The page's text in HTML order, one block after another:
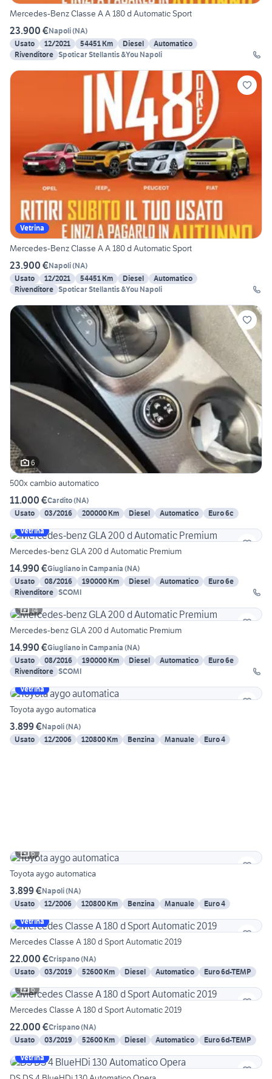
Mercedes-Benz Classe A A 180 d Automatic Sport
23.900 €Napoli(NA)
Usato
12/2021 54451 Km Diesel
Automatico
Rivenditore Spoticar Stellantis &You Napoli
Vetrina
Mercedes-Benz Classe A A 180 d Automatic Sport
23.900 €Napoli(NA)
Usato
12/2021 54451 Km Diesel
Automatico
Rivenditore Spoticar Stellantis &You Napoli
6
500x cambio automatico
11.000 €Cardito(NA)
Usato
03/2016 200000 Km Diesel Automatico
Euro 6c
Vetrina
Mercedes-benz GLA 200 d Automatic Premium
14.990 €Giugliano in Campania (NA)
Usato
08/2016 190000 Km Diesel Automatico
Euro 6e
Rivenditore SCOMI
14
Mercedes-benz GLA 200 d Automatic Premium
14.990 €Giugliano in Campania (NA)
Usato
08/2016 190000 Km Diesel Automatico
Euro 6e
Rivenditore SCOMI
Vetrina
Toyota aygo automatica
3.899 €Napoli(NA)
Usato
12/2006 120800 Km Benzina Manuale Euro 4
6
Toyota aygo automatica
3.899 €Napoli(NA)
Usato
12/2006 120800 Km Benzina Manuale
Euro 4
Vetrina
Mercedes Classe A 180 d Sport Automatic 2019
22.000 €Crispano(NA)
Usato
03/2019 52600 Km Diesel Automatico
Euro 6d-TEMP
6
Mercedes Classe A 180 d Sport Automatic 2019
22.000 €Crispano(NA)
Usato
03/2019 52600 Km Diesel Automatico
Euro 6d-TEMP
Vetrina